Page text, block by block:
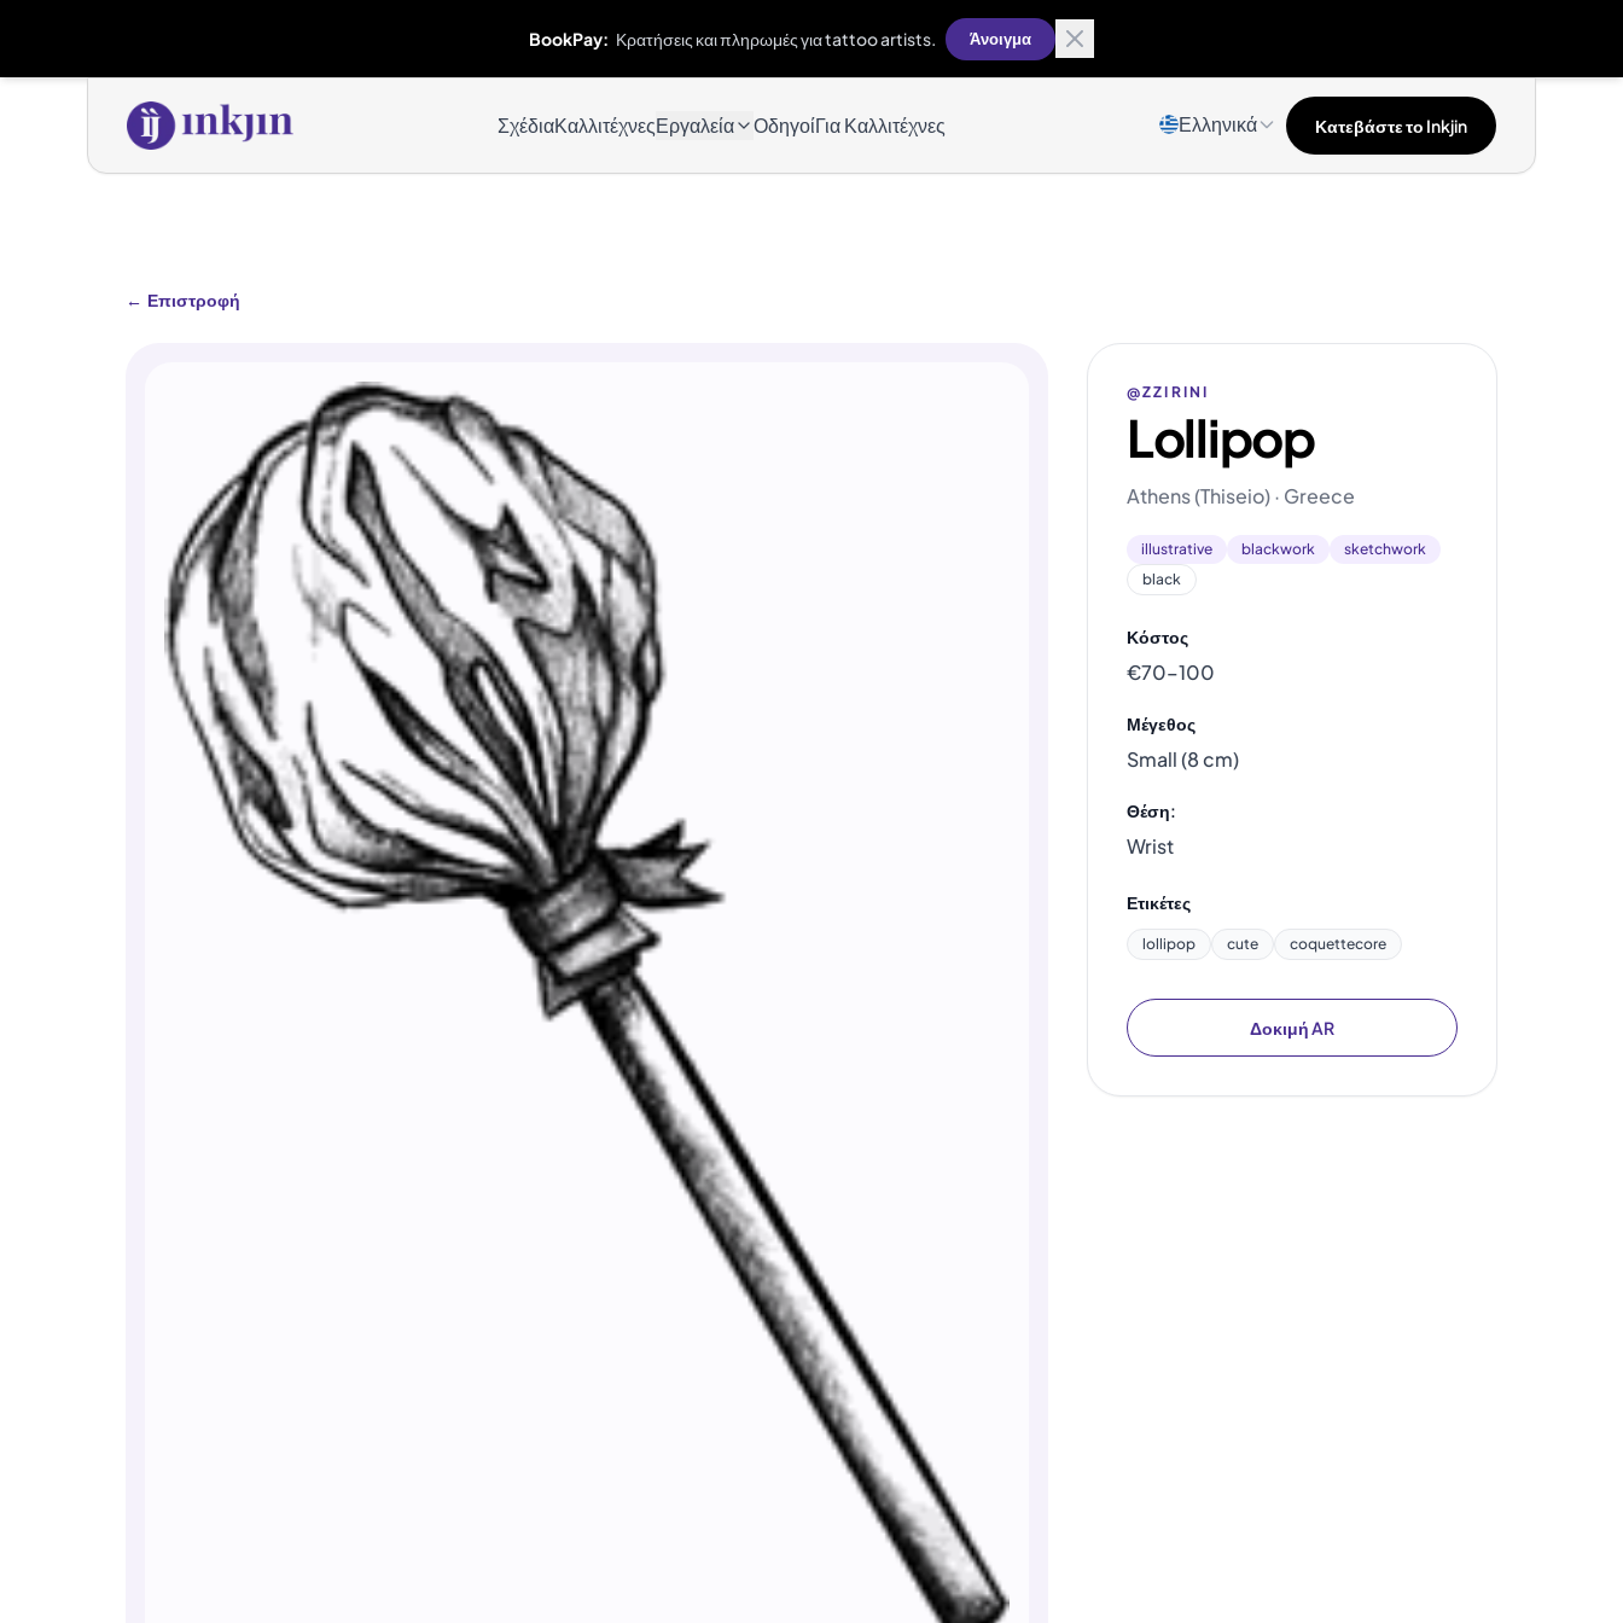
BookPay: Κρατήσεις και πληρωμές για tattoo artists. Άνοιγμα
ΣχέδιαΚαλλιτέχνεςΕργαλεία ΟδηγοίΓια Καλλιτέχνες Ελληνικά Κατεβάστε το Inkjin
← Επιστροφή
@ZZIRINI
Lollipop
Athens (Thiseio) · Greece
illustrative blackwork
sketchwork
black
Κόστος
€70–100
Μέγεθος
Small (8 cm)
Θέση:
Wrist
Ετικέτες
lollipop cute coquettecore
Δοκιμή AR